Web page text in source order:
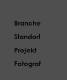
Branche
Standort
Projekt
Fotograf